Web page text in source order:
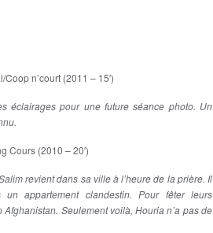
n’court (2011 – 15′)
éclairages pour une future séance photo. Un
Cours (2010 – 20′)
revient dans sa ville à l’heure de la prière. Il
appartement clandestin. Pour fêter leurs
Seulement voilà, Houria n’a pas de